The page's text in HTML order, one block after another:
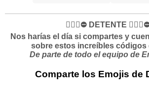
✋🏻🛑⛔️ DETENTE
Nos harías el día si compartes y
sobre estos increíbles códigos
De parte de todo el equipo de
Comparte los Emojis de